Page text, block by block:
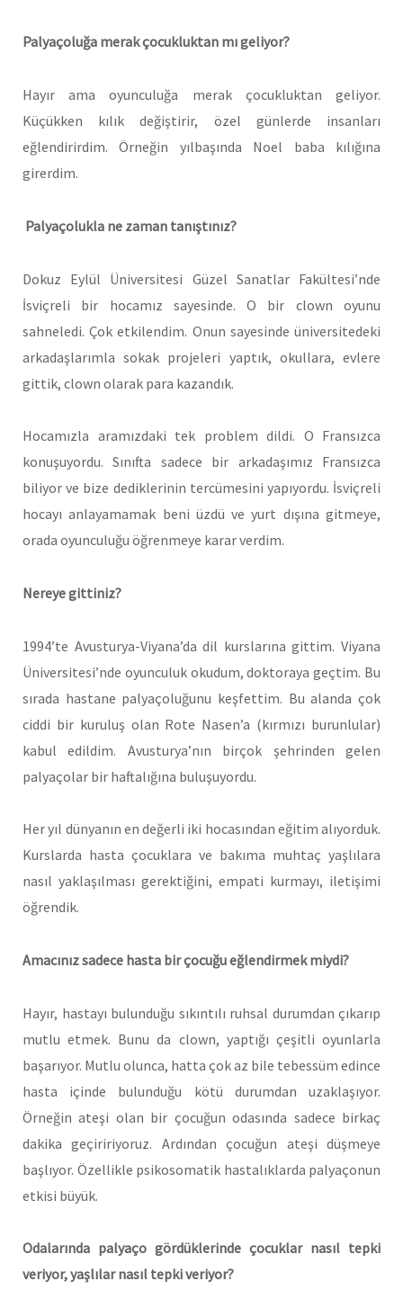
Palyaçoluğa merak çocukluktan mı geliyor?
Hayır ama oyunculuğa merak çocukluktan geliyor.
Küçükken kılık değiştirir, özel günlerde insanları
eğlendirirdim. Örneğin yılbaşında Noel baba kılığına
girerdim.
Palyaçolukla ne zaman tanıştınız?
Dokuz Eylül Üniversitesi Güzel Sanatlar Fakültesi’nde
İsviçreli bir hocamız sayesinde. O bir clown oyunu
sahneledi. Çok etkilendim. Onun sayesinde üniversitedeki
arkadaşlarımla sokak projeleri yaptık, okullara, evlere
gittik, clown olarak para kazandık.
Hocamızla aramızdaki tek problem dildi. O Fransızca
konuşuyordu. Sınıfta sadece bir arkadaşımız Fransızca
biliyor ve bize dediklerinin tercümesini yapıyordu. İsviçreli
hocayı anlayamamak beni üzdü ve yurt dışına gitmeye,
orada oyunculuğu öğrenmeye karar verdim.
Nereye gittiniz?
1994’te Avusturya-Viyana’da dil kurslarına gittim. Viyana
Üniversitesi’nde oyunculuk okudum, doktoraya geçtim. Bu
sırada hastane palyaçoluğunu keşfettim. Bu alanda çok
ciddi bir kuruluş olan Rote Nasen’a (kırmızı burunlular)
kabul edildim. Avusturya’nın birçok şehrinden gelen
palyaçolar bir haftalığına buluşuyordu.
Her yıl dünyanın en değerli iki hocasından eğitim alıyorduk.
Kurslarda hasta çocuklara ve bakıma muhtaç yaşlılara
nasıl yaklaşılması gerektiğini, empati kurmayı, iletişimi
öğrendik.
Amacınız sadece hasta bir çocuğu eğlendirmek miydi?
Hayır, hastayı bulunduğu sıkıntılı ruhsal durumdan çıkarıp
mutlu etmek. Bunu da clown, yaptığı çeşitli oyunlarla
başarıyor. Mutlu olunca, hatta çok az bile tebessüm edince
hasta içinde bulunduğu kötü durumdan uzaklaşıyor.
Örneğin ateşi olan bir çocuğun odasında sadece birkaç
dakika geçiririyoruz. Ardından çocuğun ateşi düşmeye
başlıyor. Özellikle psikosomatik hastalıklarda palyaçonun
etkisi büyük.
Odalarında palyaço gördüklerinde çocuklar nasıl tepki
veriyor, yaşlılar nasıl tepki veriyor?